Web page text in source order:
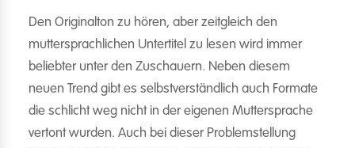
Den Originalton zu hören, aber zeitgleich den
muttersprachlichen Untertitel zu lesen wird immer
beliebter unter den Zuschauern. Neben diesem
neuen Trend gibt es selbstverständlich auch Formate
die schlicht weg nicht in der eigenen Muttersprache
vertont wurden. Auch bei dieser Problemstellung